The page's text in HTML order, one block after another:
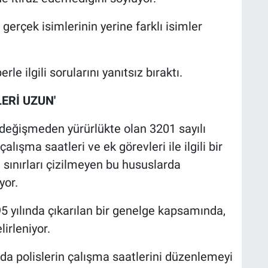
isimlerinin yerine farklı isimler
ilgili sorularını yanıtsız bıraktı.
UZUN'
yürürlükte olan 3201 sayılı
saatleri ve ek görevleri ile ilgili bir
çizilmeyen bu hususlarda
çıkarılan bir genelge kapsamında,
polislerin çalışma saatlerini düzenlemeyi